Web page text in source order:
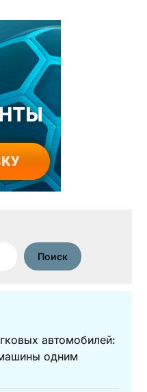
Поиск
автомобилей:
одним